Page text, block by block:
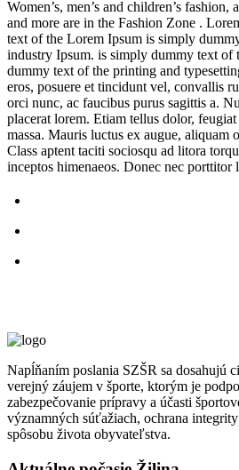
Women’s, men’s and children’s fashion,
and more are in the Fashion Zone .
text of the Lorem Ipsum is simply
industry Ipsum. is simply dummy text of
dummy text of the printing and
eros, posuere et tincidunt vel, convallis
orci nunc, ac faucibus purus sagittis a.
placerat lorem. Etiam tellus dolor,
massa. Mauris luctus ex augue, aliquam
Class aptent taciti sociosqu ad litora
inceptos himenaeos. Donec nec porttitor
Napĺňaním poslania SZŠR sa dosahujú
verejný záujem v športe, ktorým je
zabezpečovanie prípravy a účasti
významných súťažiach, ochrana
spôsobu života obyvateľstva.